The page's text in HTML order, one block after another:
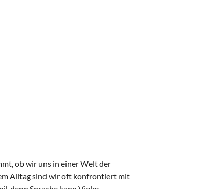
ob wir uns in einer Welt der
Alltag sind wir oft konfrontiert mit